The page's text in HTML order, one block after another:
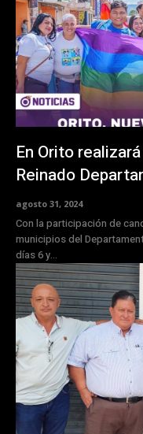
En Orito
Reinado
agosto 31, 2024
Con la participación de
municipios del
días 6 y...